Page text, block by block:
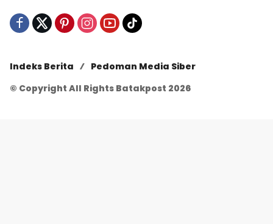
Indeks Berita
Pedoman Media Siber
© Copyright All Rights Batakpost 2026